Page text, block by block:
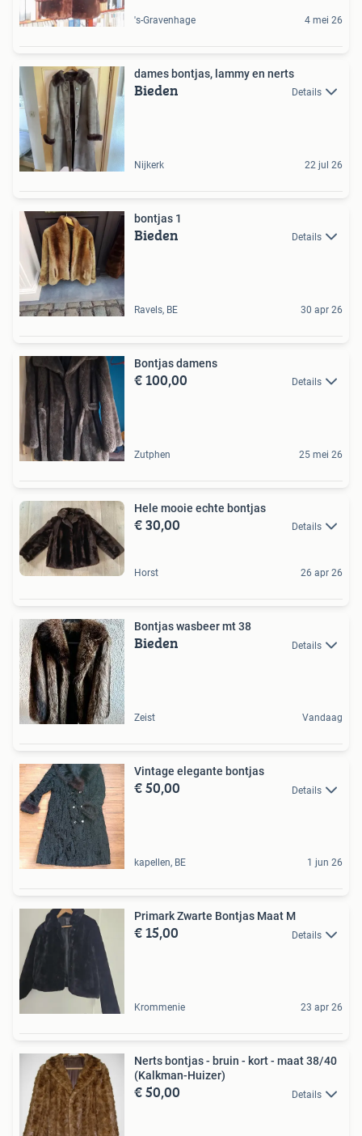
's-Gravenhage 4 mei 26
dames bontjas, lammy en nerts
Bieden Details
Nijkerk 22 jul 26
bontjas 1
Bieden Details
Ravels, BE 30 apr 26
Bontjas damens
€ 100,00 Details
Zutphen 25 mei 26
Hele mooie echte bontjas
€ 30,00 Details
Horst 26 apr 26
Bontjas wasbeer mt 38
Bieden Details
Zeist Vandaag
Vintage elegante bontjas
€ 50,00 Details
kapellen, BE 1 jun 26
Primark Zwarte Bontjas Maat M
€ 15,00 Details
Krommenie 23 apr 26
Nerts bontjas - bruin - kort - maat 38/40
(Kalkman-Huizer)
€ 50,00 Details